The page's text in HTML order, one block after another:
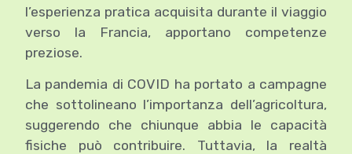
l’esperienza pratica acquisita durante il viaggio
verso la Francia, apportano competenze
preziose.
La pandemia di COVID ha portato a campagne
che sottolineano l’importanza dell’agricoltura,
suggerendo che chiunque abbia le capacità
fisiche può contribuire. Tuttavia, la realtà